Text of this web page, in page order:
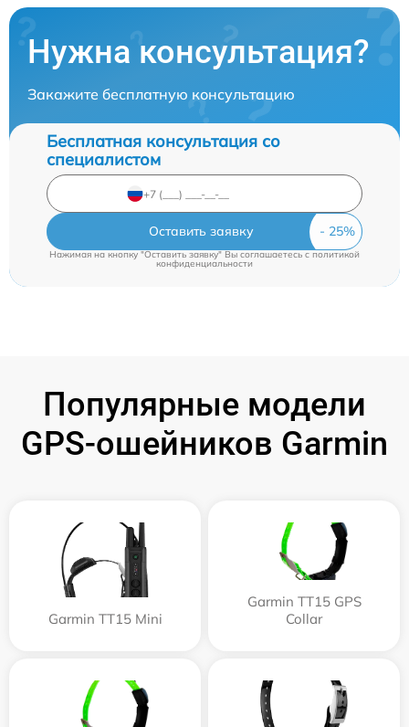
Нужна консультация?
Закажите бесплатную консультацию
Бесплатная консультация со
специалистом
Оставить заявку
Нажимая на кнопку "Оставить заявку" Вы соглашаетесь cполитикой
конфиденциальности
Популярные модели
GPS-ошейников Garmin
Garmin TT15 Mini
Garmin TT15 GPS
Collar